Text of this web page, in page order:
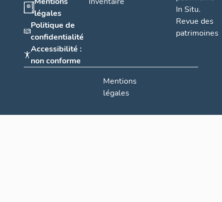
légales
Politique de
confidentialité
Accessibilité :
non conforme
In Situ.
Revue des
patrimoines
Mentions
légales